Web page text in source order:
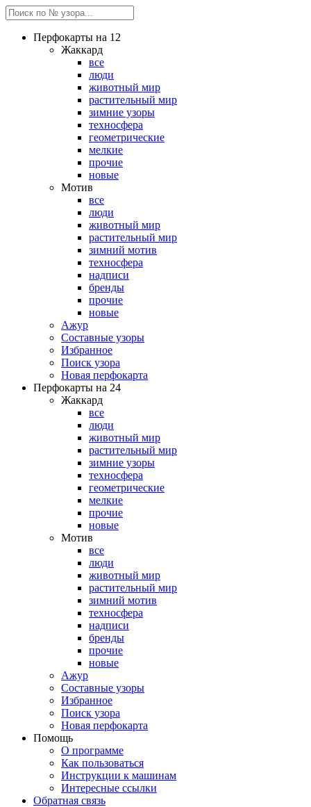
Перфокарты на 12
Жаккард
все
люди
животный мир
растительный мир
зимние узоры
техносфера
геометрические
мелкие
прочие
новые
Мотив
все
люди
животный мир
растительный мир
зимний мотив
техносфера
надписи
бренды
прочие
новые
Ажур
Составные узоры
Избранное
Поиск узора
Новая перфокарта
Перфокарты на 24
Жаккард
все
люди
животный мир
растительный мир
зимние узоры
техносфера
геометрические
мелкие
прочие
новые
Мотив
все
люди
животный мир
растительный мир
зимний мотив
техносфера
надписи
бренды
прочие
новые
Ажур
Составные узоры
Избранное
Поиск узора
Новая перфокарта
Помощь
О программе
Как пользоваться
Инструкции к машинам
Интересные ссылки
Обратная связь